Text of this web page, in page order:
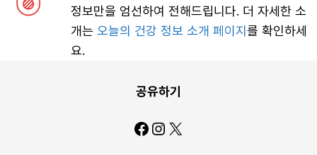
정보만을 엄선하여 전해드립니다. 더 자세한 소
개는 오늘의 건강 정보 소개 페이지 를 확인하세
요.
공유하기
Facebook
Instagram
X